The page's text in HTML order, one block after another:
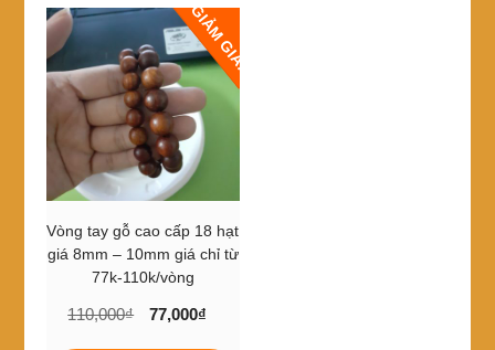
GIẢM GIÁ!
Vòng tay gỗ cao cấp 18 hạt
giá 8mm – 10mm giá chỉ từ
77k-110k/vòng
110,000₫
Giá
77,000₫